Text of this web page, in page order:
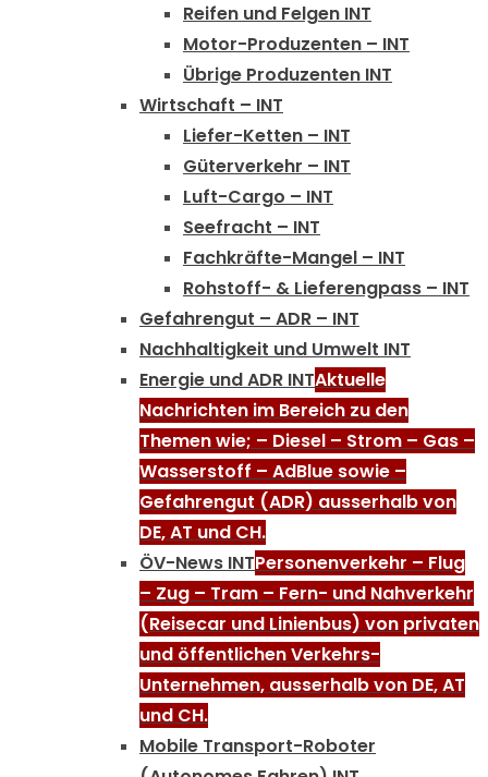
Reifen und Felgen INT
Motor-Produzenten – INT
Übrige Produzenten INT
Wirtschaft – INT
Liefer-Ketten – INT
Güterverkehr – INT
Luft-Cargo – INT
Seefracht – INT
Fachkräfte-Mangel – INT
Rohstoff- & Lieferengpass – INT
Gefahrengut – ADR – INT
Nachhaltigkeit und Umwelt INT
Energie und ADR INTAktuelle
Nachrichten im Bereich zu den
Themen wie; – Diesel – Strom – Gas –
Wasserstoff – AdBlue sowie –
Gefahrengut (ADR) ausserhalb von
DE, AT und CH.
ÖV-News INTPersonenverkehr – Flug
– Zug – Tram – Fern- und Nahverkehr
(Reisecar und Linienbus) von privaten
und öffentlichen Verkehrs-
Unternehmen, ausserhalb von DE, AT
und CH.
Mobile Transport-Roboter